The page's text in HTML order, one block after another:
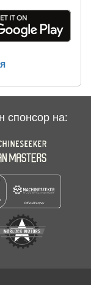
спонсор на: